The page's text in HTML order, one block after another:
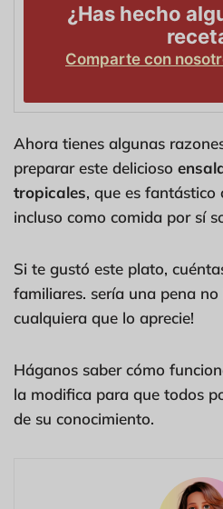
¿Has hecho
Comparte con
Ahora tienes algunas
preparar este delicioso
tropicales, que es fantástico
incluso como comida por sí
Si te gustó este plato,
familiares. sería una pena no
cualquiera que lo aprecie!
Háganos saber cómo
la modifica para que todos
de su conocimiento.